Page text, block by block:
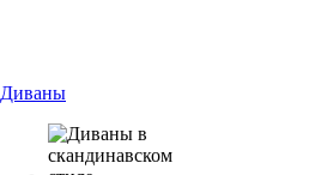
Диваны